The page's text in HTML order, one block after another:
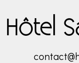
Hôtel